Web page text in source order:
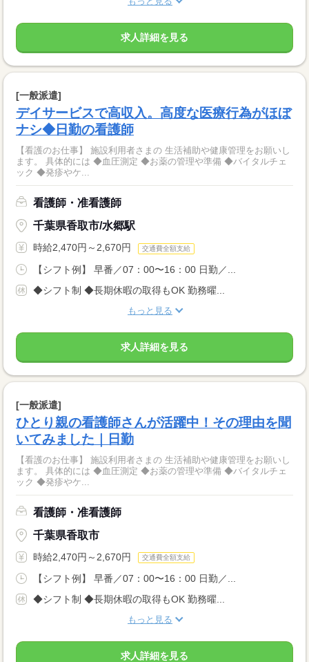
求人詳細を見る
[一般派遣]
デイサービスで高収入。高度な医療行為がほぼ
ナシ◆日勤の看護師
【看護のお仕事】 施設利用者さまの 生活補助や健康管理をお願いし
ます。 具体的には ◆血圧測定 ◆お薬の管理や準備 ◆バイタルチェ
ック ◆発疹やケ...
看護師・准看護師
千葉県香取市/水郷駅
時給2,470円～2,670円 交通費全額支給
【シフト例】 早番／07：00〜16：00 日勤／...
◆シフト制 ◆長期休暇の取得もOK 勤務曜...
もっと見る
求人詳細を見る
[一般派遣]
ひとり親の看護師さんが活躍中！その理由を聞
いてみました｜日勤
【看護のお仕事】 施設利用者さまの 生活補助や健康管理をお願いし
ます。 具体的には ◆血圧測定 ◆お薬の管理や準備 ◆バイタルチェ
ック ◆発疹やケ...
看護師・准看護師
千葉県香取市
時給2,470円～2,670円 交通費全額支給
【シフト例】 早番／07：00〜16：00 日勤／...
◆シフト制 ◆長期休暇の取得もOK 勤務曜...
もっと見る
求人詳細を見る